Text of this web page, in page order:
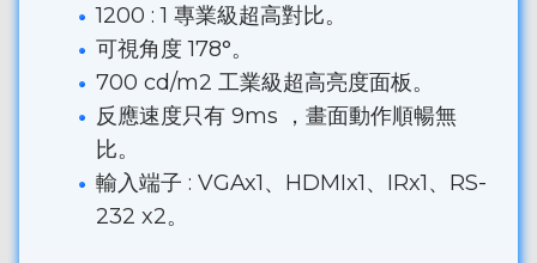
1200 : 1 專業級超高對比。
可視角度 178°。
700 cd/m2 工業級超高亮度面板。
反應速度只有 9ms ，畫面動作順暢無
比。
輸入端子 : VGAx1、HDMIx1、IRx1、RS-
232 x2。